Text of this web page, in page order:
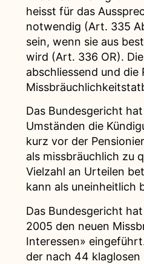
heisst für das
notwendig (Art. 335
sein, wenn sie aus
wird (Art. 336 OR).
abschliessend und
Das Bundesgericht
Umständen die
kurz vor der
als missbräuchlich zu
Vielzahl an Urteilen
kann als uneinheitlich
Das Bundesgericht
2005 den neuen
Interessen»
der nach 44